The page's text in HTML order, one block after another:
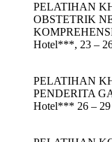
PELATIHAN
OBSTETRIK
Hotel***, 23 – 26
PELATIHAN
PENDERITA
Hotel*** 26 – 29